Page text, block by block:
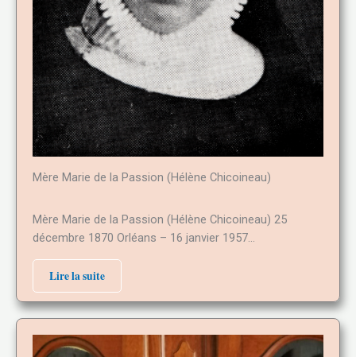
Mère Marie de la Passion (Hélène Chicoineau)
Mère Marie de la Passion (Hélène Chicoineau) 25
décembre 1870 Orléans – 16 janvier 1957…
Lire la suite